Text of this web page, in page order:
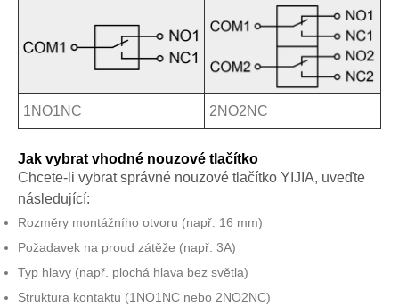
1NO1NC 2NO2NC
Jak vybrat vhodné nouzové tlačítko
Chcete-li vybrat správné nouzové tlačítko YIJIA, uveďte
následující:
Rozměry montážního otvoru (např. 16 mm)
Požadavek na proud zátěže (např. 3A)
Typ hlavy (např. plochá hlava bez světla)
Struktura kontaktu (1NO1NC nebo 2NO2NC)